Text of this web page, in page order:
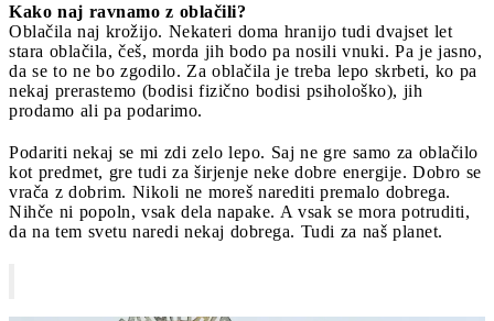
Kako naj ravnamo z oblačili?
Oblačila naj krožijo. Nekateri doma hranijo tudi dvajset let
stara oblačila, češ, morda jih bodo pa nosili vnuki. Pa je jasno,
da se to ne bo zgodilo. Za oblačila je treba lepo skrbeti, ko pa
nekaj prerastemo (bodisi fizično bodisi psihološko), jih
prodamo ali pa podarimo.
Podariti nekaj se mi zdi zelo lepo. Saj ne gre samo za oblačilo
kot predmet, gre tudi za širjenje neke dobre energije. Dobro se
vrača z dobrim. Nikoli ne moreš narediti premalo dobrega.
Nihče ni popoln, vsak dela napake. A vsak se mora potruditi,
da na tem svetu naredi nekaj dobrega. Tudi za naš planet.